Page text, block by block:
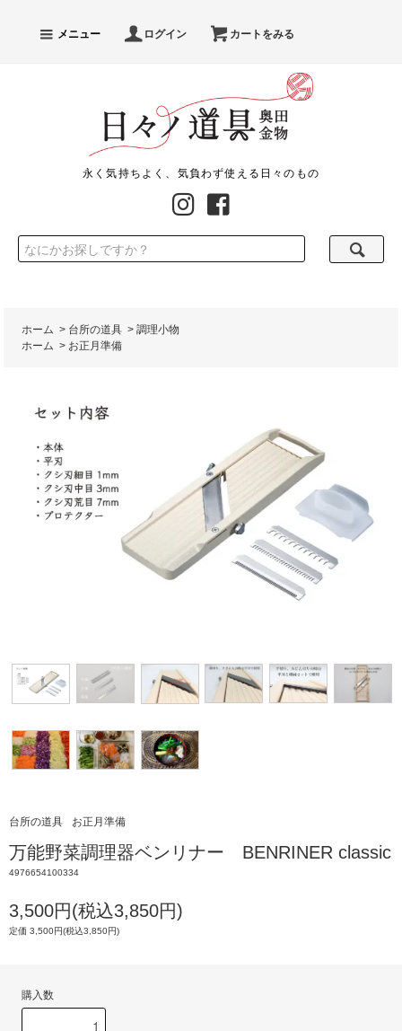
メニュー ログイン カートをみる
永く気持ちよく、気負わず使える日々のもの
ホーム > 台所の道具 >調理小物
ホーム > お正月準備
台所の道具 お正月準備
万能野菜調理器ベンリナー BENRINER classic
4976654100334
3,500円(税込3,850円)
定価 3,500円(税込3,850円)
購入数